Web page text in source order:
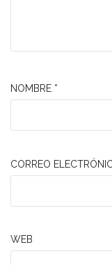
NOMBRE *
CORREO
WEB